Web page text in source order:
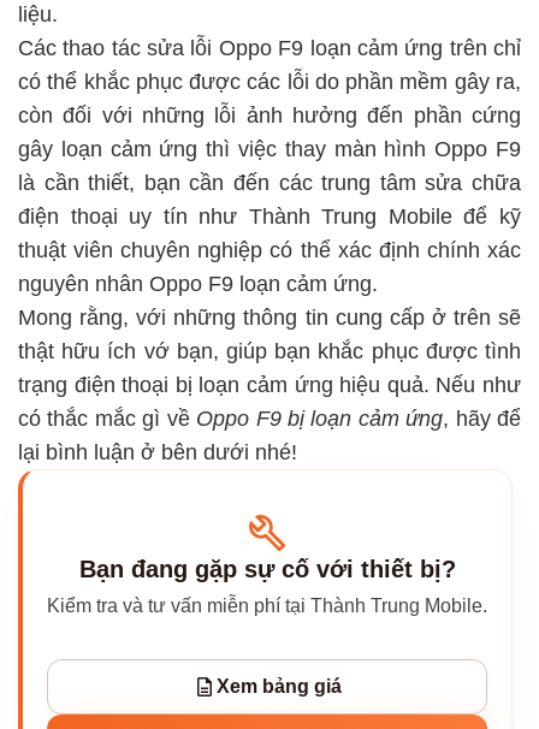
liệu.
Các thao tác sửa lỗi Oppo F9 loạn cảm ứng trên chỉ
có thể khắc phục được các lỗi do phần mềm gây ra,
còn đối với những lỗi ảnh hưởng đến phần cứng
gây loạn cảm ứng thì việc thay màn hình Oppo F9
là cần thiết, bạn cần đến các trung tâm sửa chữa
điện thoại uy tín như Thành Trung Mobile để kỹ
thuật viên chuyên nghiệp có thể xác định chính xác
nguyên nhân Oppo F9 loạn cảm ứng.
Mong rằng, với những thông tin cung cấp ở trên sẽ
thật hữu ích vớ bạn, giúp bạn khắc phục được tình
trạng điện thoại bị loạn cảm ứng hiệu quả. Nếu như
có thắc mắc gì về Oppo F9 bị loạn cảm ứng, hãy để
lại bình luận ở bên dưới nhé!
Bạn đang gặp sự cố với thiết bị?
Kiểm tra và tư vấn miễn phí tại Thành Trung Mobile.
Xem bảng giá